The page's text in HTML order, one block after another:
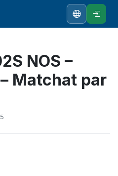
NOS –
Matchat par